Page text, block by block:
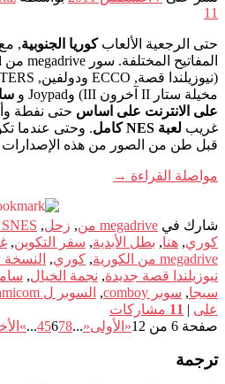
11
حتى الرجعية الألعابكوريا الجنوبية
مخيلة ستار II آخرون III) وJoypad و
على الانترنت على اساس حتى نفطة
غريب لعبة NES كامل
. وحتى عندما
قبل طن من الصور من هذه الإصدارات
مواصلة القراءة →
شارك في megadrive من , زحل,
كوري, هنا, بطل الأبدية, سفر التكوين,
megadrive من الكورية
, كوري, النسخة
نيوزيلندا قصة جديدة, نجمة الخيال,
سيجا, سوبر comboy , السوبر ل Famicom
على |
11 مشاركات
صفحة 6 من 12
«الأولى«
...
45678
...
»
ترجمة